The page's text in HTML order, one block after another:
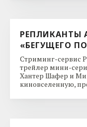
РЕПЛИКАНТЫ
«БЕГУЩЕГО
Стриминг-сервис
трейлер мини-
Хантер Шафер и
киновселенную,